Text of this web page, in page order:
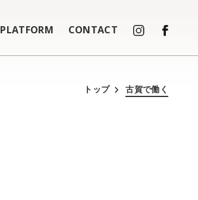
PLATFORM CONTACT
トップ 古賀で働く